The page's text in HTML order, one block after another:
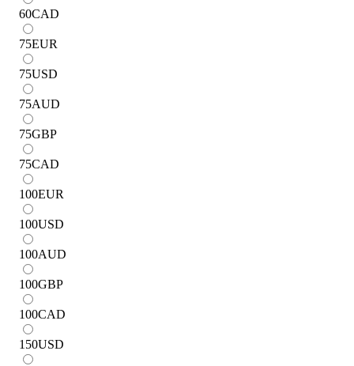
60CAD
75EUR
75USD
75AUD
75GBP
75CAD
100EUR
100USD
100AUD
100GBP
100CAD
150USD